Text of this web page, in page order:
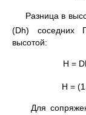
Разница в
(Dh) соседних
высотой:
H = Dh +
H =
Для